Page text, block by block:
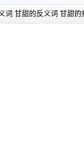
甘甜的反义词 甘甜